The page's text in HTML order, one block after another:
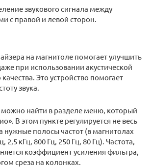
звукового сигнала между
с правой и левой сторон.
на магнитоле помогает улучшить
при использовании акустической
Это устройство помогает
звука.
можно найти в разделе меню, который
В этом пункте регулируется не весь
нужные полосы частот (в магнитолах
2,5 кГц, 800 Гц, 250 Гц, 80 Гц). Частота,
коэффициент усиления фильтра,
среза на колонках.